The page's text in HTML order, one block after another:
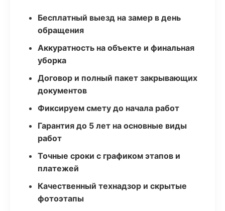
Бесплатный выезд на замер в день
обращения
Аккуратность на объекте и финальная
уборка
Договор и полный пакет закрывающих
документов
Фиксируем смету до начала работ
Гарантия до 5 лет на основные виды
работ
Точные сроки с графиком этапов и
платежей
Качественный технадзор и скрытые
фотоэтапы